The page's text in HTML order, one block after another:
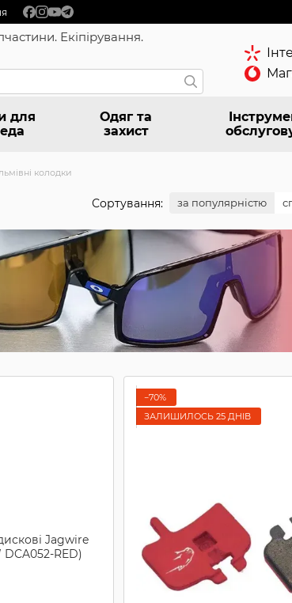
Екіпірування.
для
Одяг та
захист
колодки
Сортування: за популярністю
−70%
ЗАЛИШИЛОСЬ 25 ДНІВ